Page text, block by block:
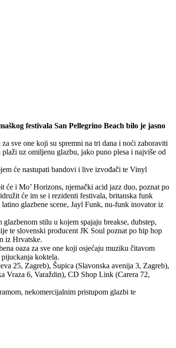
festivala San Pellegrino Beach bilo je jasno
sve one koji su spremni na tri dana i noći zaboraviti
uz omiljenu glazbu, jako puno plesa i najviše od
će nastupati bandovi i live izvođači te Vinyl
će i Mo’ Horizons, njemački acid jazz duo, poznat po
će im se i rezidenti festivala, britanska funk
glazbene scene, Jayl Funk, nu-funk inovator iz
stilu u kojem spajaju breakse, dubstep,
te slovenski producent JK Soul poznat po hip hop
iz Hrvatske.
oaza za sve one koji osjećaju muziku čitavom
koktela.
25, Zagreb), Šupica (Slavonska avenija 3, Zagreb),
Vraza 6, Varaždin), CD Shop Link (Carera 72,
nekomercijalnim pristupom glazbi te